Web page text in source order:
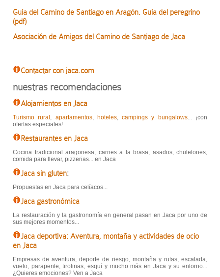
Guía del Camino de Santiago en Aragón. Guía del peregrino
(pdf)
Asociación de Amigos del Camino de Santiago de Jaca
Contactar con jaca.com
nuestras recomendaciones
Alojamientos en Jaca
Turismo rural apartamentos, hoteles,campings y bungalows... ¡con
ofertas especiales!
Restaurantes en Jaca
Cocina tradicional aragonesa, carnes a la brasa, asados, chuletones,
comida para llevar, pizzerias... en Jaca
Jaca sin gluten:
Propuestas en Jaca para celíacos...
Jaca gastronómica
La restauración y la gastronomía en general pasan en Jaca por uno de
sus mejores momentos...
Jaca deportiva: Aventura, montaña y actividades de ocio
en Jaca
Empresas de aventura, deporte de riesgo, montaña y rutas, escalada,
vuelo, parapente, tirolinas, esquí y mucho más en Jaca y su entorno...
¿Quieres emociones? Ven a Jaca